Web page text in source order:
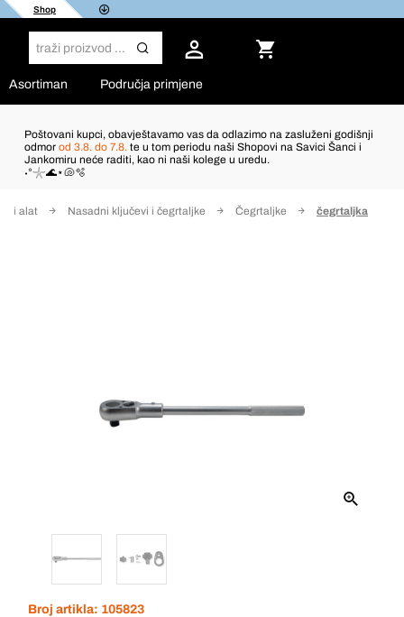
Shop
Asortiman Područja primjene
Poštovani kupci, obavještavamo vas da odlazimo na zasluženi godišnji
odmor od 3.8. do 7.8. te u tom periodu naši Shopovi na Savici Šanci i
Jankomiru neće raditi, kao ni naši kolege u uredu.
˖°𓇼🌊⋆🐚🫧
alat Nasadni ključevi i čegrtaljke Čegrtaljke čegrtaljka
Broj artikla: 105823